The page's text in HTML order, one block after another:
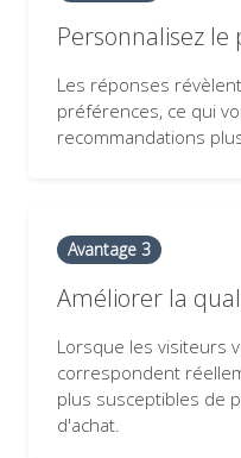
Personnalisez
Les réponses
préférences, ce qui
recommandations
Avantage 3
Améliorer la
Lorsque les visiteurs
correspondent
plus susceptibles de
d'achat.